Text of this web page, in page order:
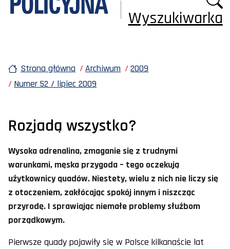
Wyszukiwarka
Strona główna Archiwum
2009
Numer 52 / lipiec 2009
Rozjadą wszystko?
Wysoka adrenalina, zmaganie się z trudnymi
warunkami, męska przygoda – tego oczekują
użytkownicy quadów. Niestety, wielu z nich nie liczy się
z otoczeniem, zakłócając spokój innym i niszcząc
przyrodę. I sprawiając niemałe problemy służbom
porządkowym.
Pierwsze quady pojawiły się w Polsce kilkanaście lat